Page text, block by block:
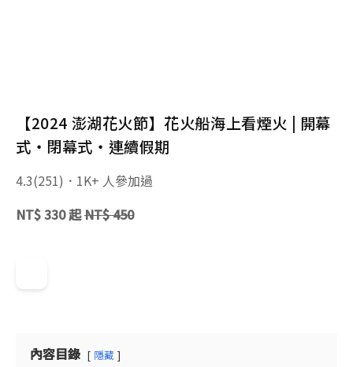
【2024 澎湖花火節】花火船海上看煙火 | 開幕
式・閉幕式・連續假期
4.3(251)．1K+ 人參加過
NT$ 330 起NT$ 450
內容目錄 隱藏